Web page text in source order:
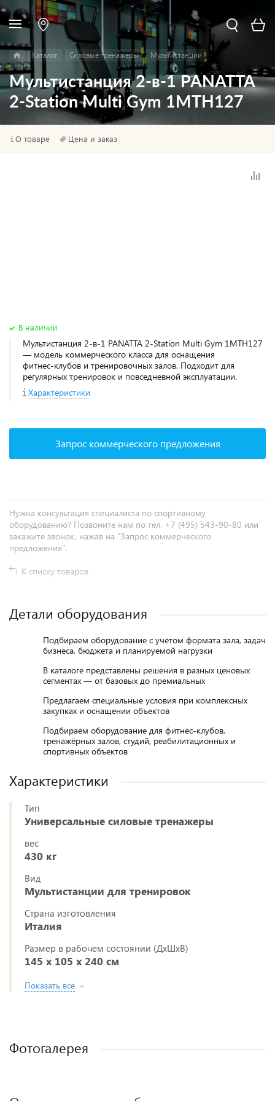
Каталог Силовые тренажеры Мультистанции
Мультистанция 2-в-1 PANATTA
2-Station Multi Gym 1MTH127
О товаре Цена и заказ
В наличии
Мультистанция 2-в-1 PANATTA 2-Station Multi Gym 1MTH127
— модель коммерческого класса для оснащения
фитнес‑клубов и тренировочных залов. Подходит для
регулярных тренировок и повседневной эксплуатации.
Характеристики
Запрос коммерческого предложения
Нужна консультация специалиста по спортивному
оборудованию? Позвоните нам по тел. +7 (495) 543-90-80 или
закажите звонок, нажав на "Запрос коммерческого
предложения".
К списку товаров
Детали оборудования
Подбираем оборудование с учётом формата зала, задач
бизнеса, бюджета и планируемой нагрузки
В каталоге представлены решения в разных ценовых
сегментах — от базовых до премиальных
Предлагаем специальные условия при комплексных
закупках и оснащении объектов
Подбираем оборудование для фитнес-клубов,
тренажёрных залов, студий, реабилитационных и
спортивных объектов
Характеристики
Тип
Универсальные силовые тренажеры
вес
430 кг
Вид
Мультистанции для тренировок
Страна изготовления
Италия
Размер в рабочем состоянии (ДxШxВ)
145 х 105 х 240 см
Показать все
Фотогалерея